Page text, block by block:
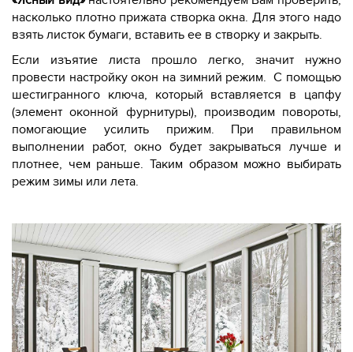
насколько плотно прижата створка окна. Для этого надо
взять листок бумаги, вставить ее в створку и закрыть.
Если изъятие листа прошло легко, значит нужно
провести настройку окон на зимний режим. С помощью
шестигранного ключа, который вставляется в цапфу
(элемент оконной фурнитуры), производим повороты,
помогающие усилить прижим. При правильном
выполнении работ, окно будет закрываться лучше и
плотнее, чем раньше. Таким образом можно выбирать
режим зимы или лета.